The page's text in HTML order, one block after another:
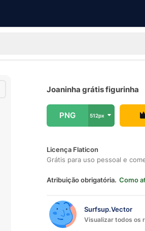
Joaninha grátis figurinha
PNG 512px
Licença Flaticon
Grátis para uso pessoal e
Atribuição obrigatória. Como
Surfsup.Vector
Visualizar todos os